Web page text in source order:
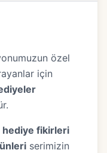
özel
için
hediye fikirleri
serimizin